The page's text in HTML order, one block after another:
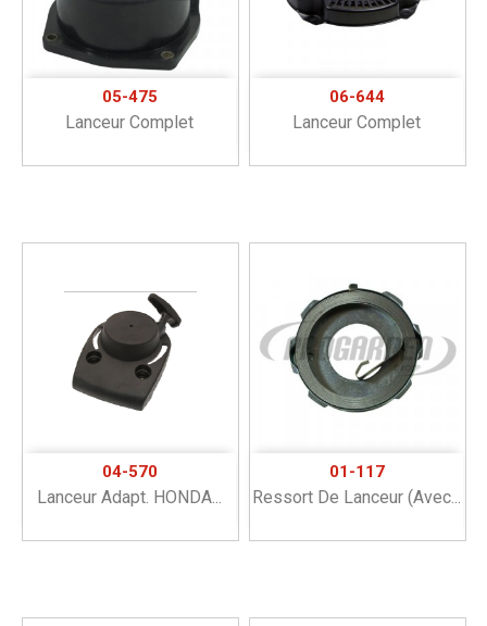
05-475
Lanceur Complet
06-644
Lanceur Complet
04-570
Lanceur Adapt. HONDA...
01-117
Ressort De Lanceur (avec...